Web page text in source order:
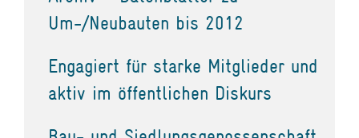
Um-/Neubauten bis 2012
Engagiert für starke Mitglieder und
aktiv im öffentlichen Diskurs